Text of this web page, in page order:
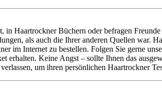
Haartrockner Büchern oder befragen
als auch die Ihrer anderen Quellen war.
im Internet zu bestellen. Folgen Sie gerne
erhalten. Keine Angst – sollte Ihnen das
um ihren persönlichen Haartrockner